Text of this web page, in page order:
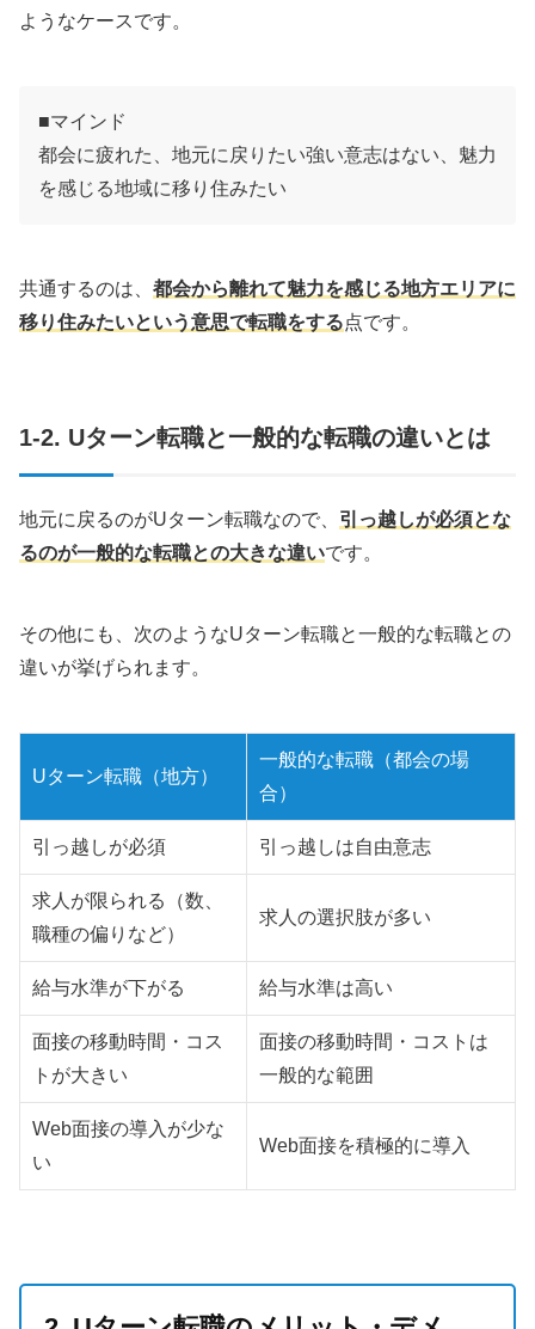
ようなケースです。
■マインド
都会に疲れた、地元に戻りたい強い意志はない、魅力
を感じる地域に移り住みたい
共通するのは、 都会から離れて魅力を感じる地方エリアに
移り住みたいという意思で転職をする点です。
1-2. Uターン転職と一般的な転職の違いとは
地元に戻るのがUターン転職なので、 引っ越しが必須とな
るのが一般的な転職との大きな違いです。
その他にも、次のようなUターン転職と一般的な転職との
違いが挙げられます。
Uターン転職（地方）
一般的な転職（都会の場
合）
引っ越しが必須 引っ越しは自由意志
求人が限られる（数、
職種の偏りなど）
求人の選択肢が多い
給与水準が下がる 給与水準は高い
面接の移動時間・コス
トが大きい
面接の移動時間・コストは
一般的な範囲
Web面接の導入が少な
い
Web面接を積極的に導入